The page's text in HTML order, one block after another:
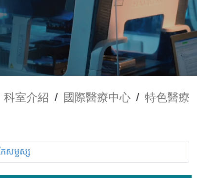
科室介紹 / 國際醫療中心 / 特色醫療